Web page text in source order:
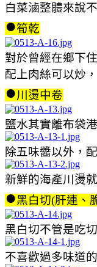
白菜滷整體來說
●筍乾
對於曾經在鄉下
配上肉絲可以炒
●川燙中卷
鹽水其實離布袋
除五味醬以外，
新鮮的海產川燙
●黑白切(肝連、
黑白切不管是吃
不喜歡過多味道